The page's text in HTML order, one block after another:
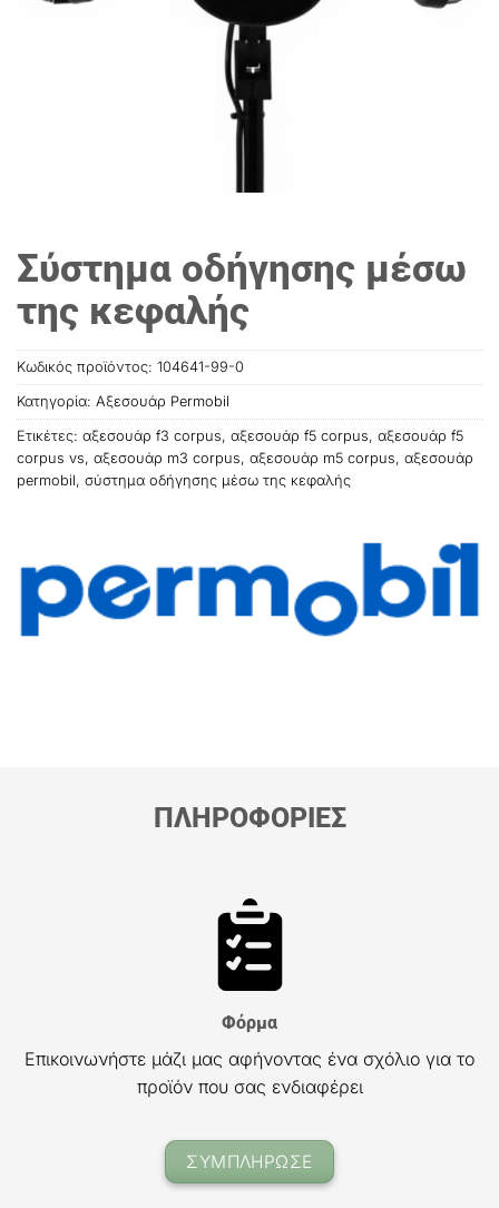
Σύστημα οδήγησης μέσω
της κεφαλής
Κωδικός προϊόντος: 104641-99-0
Κατηγορία: Αξεσουάρ Permobil
Ετικέτες: αξεσουάρ f3 corpus, αξεσουάρ f5 corpus, αξεσουάρ f5
corpus vs, αξεσουάρ m3 corpus, αξεσουάρ m5 corpus, αξεσουάρ
permobil, σύστημα οδήγησης μέσω της κεφαλής
ΠΛΗΡΟΦΟΡΙΕΣ
Φόρμα
Επικοινωνήστε μάζι μας αφήνοντας ένα σχόλιο για το
προϊόν που σας ενδιαφέρει
ΣΥΜΠΛΗΡΩΣΕ